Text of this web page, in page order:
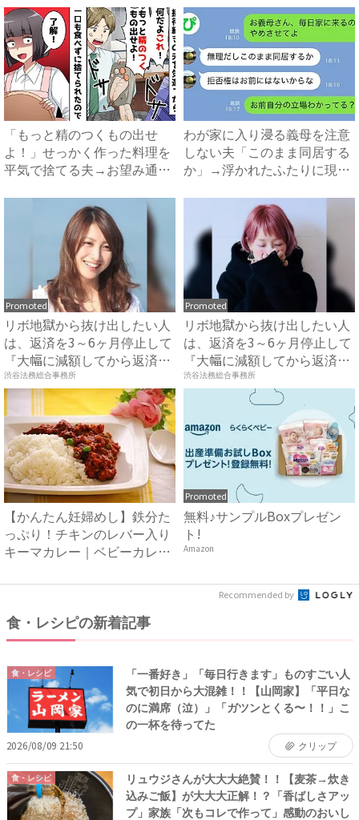
「もっと精のつくもの出せ
よ！」せっかく作った料理を
平気で捨てる夫→お望み通り
わが家に入り浸る義母を注意
しない夫「このまま同居する
か」→浮かれたふたりに現実
Promoted
リボ地獄から抜け出したい人
は、返済を3～6ヶ月停止して
『大幅に減額してから返済
す...
渋谷法務総合事務所
Promoted
リボ地獄から抜け出したい人
は、返済を3～6ヶ月停止して
『大幅に減額してから返済
す...
渋谷法務総合事務所
【かんたん妊婦めし】鉄分た
っぷり！チキンのレバー入り
キーマカレー｜ベビーカレン
Promoted
無料♪サンプルBoxプレゼン
ト!
Amazon
Recommended by
食・レシピの新着記事
食・レシピ
「一番好き」「毎日行きます」ものすごい人
気で初日から大混雑！！【山岡家】「平日な
のに満席（泣）」「ガツンとくる〜！！」こ
の一杯を待ってた
2026/08/09 21:50 クリップ
食・レシピ
リュウジさんが大大大絶賛！！【麦茶→炊き
込みご飯】が大大大正解！？「香ばしさアッ
プ」家族「次もコレで作って」感動のおいし